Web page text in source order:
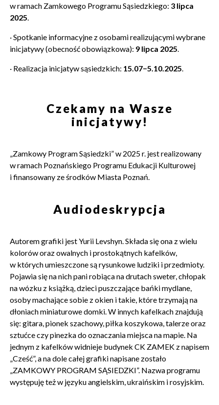
w ramach Zamkowego Programu Sąsiedzkiego: 3 lipca
2025
·Spotkanie informacyjne z osobami realizującymi wybrane
inicjatywy (obecność obowiązkowa): 9 lipca 2025
· Realizacja inicjatyw sąsiedzkich: 15.07−5.10.2025
Czekamy na Wasze
inicjatywy!
Zamkowy Program Sąsiedzki” w 2025 r. jest realizowany
w ramach Poznańskiego Programu Edukacji Kulturowej
i finansowany ze środków Miasta Poznań.
Audiodeskrypcja
Autorem grafiki jest Yurii Levshyn. Składa się ona z wielu
kolorów oraz owalnych i prostokątnych kafelków,
w których umieszczone są rysunkowe ludziki i przedmioty.
Pojawia się na nich pani robiąca na drutach sweter, chłopak
na wózku z książką, dzieci puszczające bańki mydlane,
osoby machające sobie z okien i takie, które trzymają na
dłoniach miniaturowe domki. W innych kafelkach znajdują
się: gitara, pionek szachowy, piłka koszykowa, talerze oraz
sztućce czy pinezka do oznaczania miejsca na mapie. Na
jednym z kafelków widnieje budynek CK ZAMEK z napisem
„Cześć”, a na dole całej grafiki napisane zostało
„ZAMKOWY PROGRAM SĄSIEDZKI”. Nazwa programu
występuję też w języku angielskim, ukraińskim i rosyjskim.